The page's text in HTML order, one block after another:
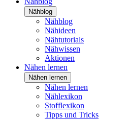
Nähblog
Nähblog
Nähideen
Nähtutorials
Nähwissen
Aktionen
Nähen lernen
Nähen lernen
Nähen lernen
Nählexikon
Stofflexikon
Tipps und Tricks